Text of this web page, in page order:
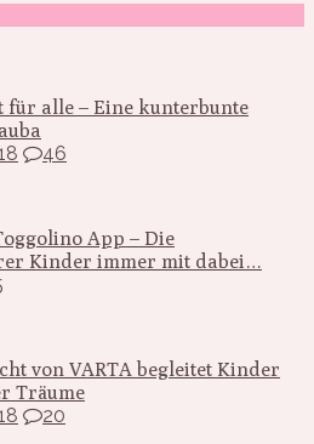
für alle – Eine kunterbunte
46
App – Die
Kinder immer mit dabei…
von VARTA begleitet Kinder
Träume
20